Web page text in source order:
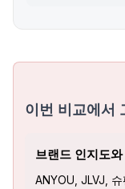
이번 비교에서
브랜드 인지도
ANYOU, JLVJ,